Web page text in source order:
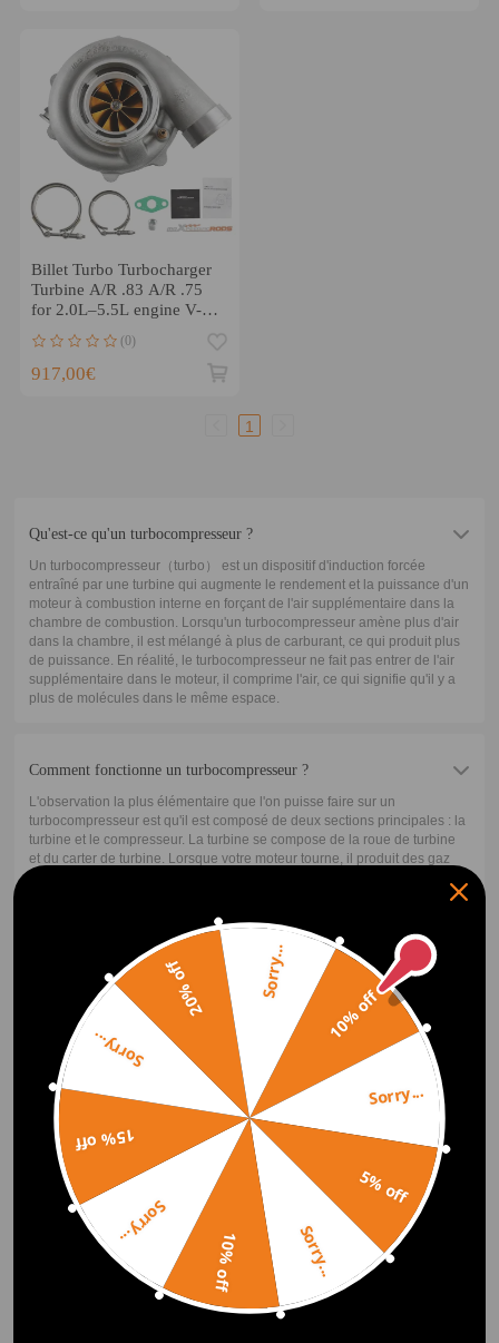
Billet Turbo Turbocharger
Turbine A/R .83 A/R .75
for 2.0L–5.5L engine V-
band
(0)
917,00€
1
Qu'est-ce qu'un turbocompresseur ?
Un turbocompresseur（turbo） est un dispositif d'induction forcée
entraîné par une turbine qui augmente le rendement et la puissance d'un
moteur à combustion interne en forçant de l'air supplémentaire dans la
chambre de combustion. Lorsqu'un turbocompresseur amène plus d'air
dans la chambre, il est mélangé à plus de carburant, ce qui produit plus
de puissance. En réalité, le turbocompresseur ne fait pas entrer de l'air
supplémentaire dans le moteur, il comprime l'air, ce qui signifie qu'il y a
plus de molécules dans le même espace.
Comment fonctionne un turbocompresseur ?
L'observation la plus élémentaire que l'on puisse faire sur un
turbocompresseur est qu'il est composé de deux sections principales : la
turbine et le compresseur. La turbine se compose de la roue de turbine
et du carter de turbine. Lorsque votre moteur tourne, il produit des gaz
turbocompressé, ces gaz chauds et rapides sont utilisés pour entraîner
la roue de turbine. De l'autre côté, c'est le compresseur. Le compresseur
se compose également de deux parties : la roue du compresseur et le
carter du compresseur. La roue du compresseur est reliée de manière
fixe à la roue de la turbine par un arbre commun. Lorsque vous faites
tourner la roue de la turbine, vous faites également tourner la roue du
compresseur. La forme de la roue de compresseur est conçue pour
aspirer l'air dans le turbocompresseur. On l'appelle la roue du
compresseur parce qu'en plus d'aspirer l'air, la roue du compresseur
joue un rôle important dans la compression de l'air, après quoi elle
envoie l'air à travers le boîtier du compresseur dans le collecteur
d'admission de votre moteur et dans votre chambre de combustion. L'air
comprimé est poussé dans le moteur, ce qui permet au moteur de brûler
plus de carburant pour produire plus de puissance.
Comment choisir le bon turbocompresseur ?
Lorsque vous choisissez un turbocompresseur haute performance,
déterminez d'abord vos objectifs en termes de puissance. À chaque
turbocompresseur correspond une puissance et une cylindrée de
moteur. Si un turbocompresseur est trop gros pour votre moteur, vous
aurez beaucoup de retard de turbo, et si un turbocompresseur est trop
10% off
Sorry...
5% off
Sorry...
10% off
Sorry...
15% off
Sorry...
20% off Sorry...